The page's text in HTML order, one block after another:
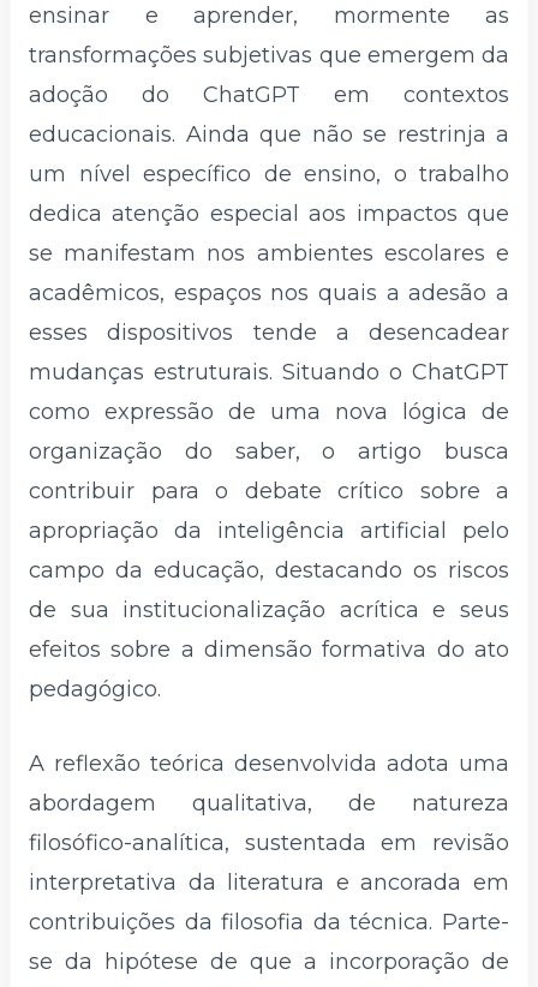
ensinar e aprender, mormente as
transformações subjetivas que emergem da
adoção do ChatGPT em contextos
educacionais. Ainda que não se restrinja a
um nível específico de ensino, o trabalho
dedica atenção especial aos impactos que
se manifestam nos ambientes escolares e
acadêmicos, espaços nos quais a adesão a
esses dispositivos tende a desencadear
mudanças estruturais. Situando o ChatGPT
como expressão de uma nova lógica de
organização do saber, o artigo busca
contribuir para o debate crítico sobre a
apropriação da inteligência artificial pelo
campo da educação, destacando os riscos
de sua institucionalização acrítica e seus
efeitos sobre a dimensão formativa do ato
pedagógico.
A reflexão teórica desenvolvida adota uma
abordagem qualitativa, de natureza
filosófico-analítica, sustentada em revisão
interpretativa da literatura e ancorada em
contribuições da filosofia da técnica. Parte-
se da hipótese de que a incorporação de